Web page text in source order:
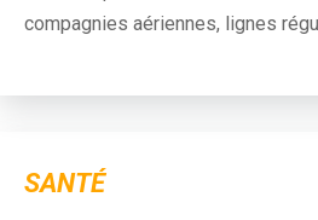
compagnies aériennes, lignes
SANTÉ